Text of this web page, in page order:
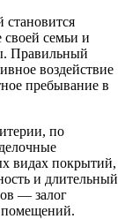
своей семьи и
Правильный
воздействие
пребывание в
по
видах покрытий,
и длительный
— залог
помещений.